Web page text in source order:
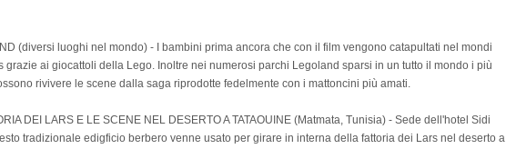
(diversi luoghi nel mondo) - I bambini prima ancora che con il film vengono catapultati nel mondi
grazie ai giocattoli della Lego. Inoltre nei numerosi parchi Legoland sparsi in un tutto il mondo i più
rivivere le scene dalla saga riprodotte fedelmente con i mattoncini più amati.
DEI LARS E LE SCENE NEL DESERTO A TATAOUINE (Matmata, Tunisia) - Sede dell'hotel Sidi
tradizionale edigficio berbero venne usato per girare in interna della fattoria dei Lars nel deserto a